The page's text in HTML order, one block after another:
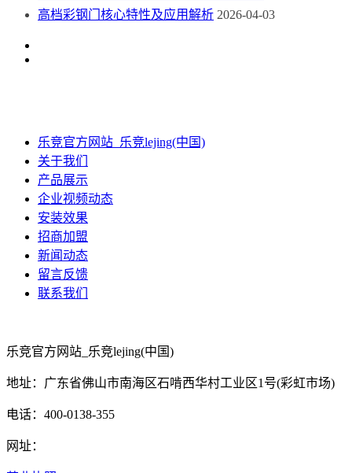
高档彩钢门核心特性及应用解析 2026-04-03
乐竞官方网站_乐竞lejing(中国)
关于我们
产品展示
企业视频动态
安装效果
招商加盟
新闻动态
留言反馈
联系我们
乐竞官方网站_乐竞lejing(中国)
地址：广东省佛山市南海区石啃西华村工业区1号(彩虹市场)
电话：400-0138-355
网址：